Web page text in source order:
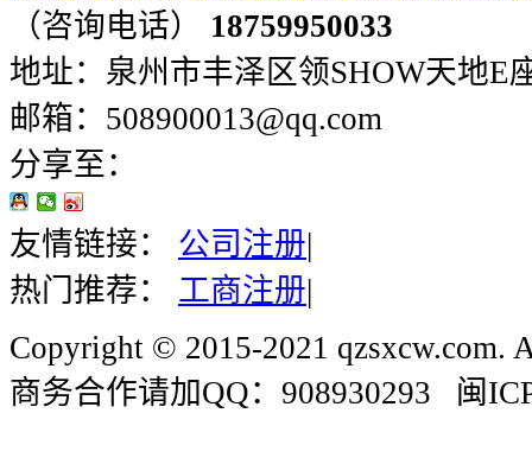
（咨询电话）
18759950033
地址：泉州市丰泽区领SHOW天地E
邮箱：508900013@qq.com
分享至：
友情链接： 公司注册|
热门推荐：
工商注册|
Copyright © 2015-2021 qzsxcw.com.
商务合作请加QQ：908930293 闽